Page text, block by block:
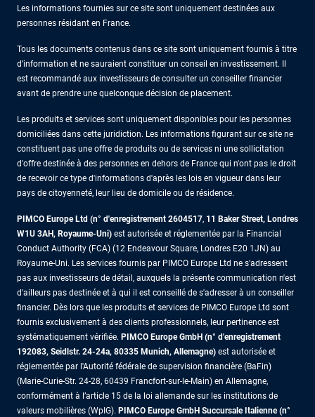
Les informations fournies sur ce site sont uniquement destinées aux
personnes résidant en France.
Tous les documents contenus dans ce site sont uniquement fournis à titre
d’information et ne sauraient constituer un conseil en investissement. Il
est recommandé aux investisseurs de consulter un conseiller financier
avant de prendre une quelconque décision de placement.
Les produits et services sont uniquement disponibles pour les personnes
domiciliées dans cette juridiction. Les informations figurant sur ce site ne
constituent pas une offre de produits ou de services ni une sollicitation
d'offre destinée à des personnes en dehors de France qui n'ont pas le droit
de recevoir ce type d'informations d'après les lois en vigueur dans leur
pays de citoyenneté, leur lieu de domicile ou de résidence.
PIMCO Europe Ltd (n° d'enregistrement 2604517, 11 Baker Street, Londres
W1U 3AH, Royaume-Uni) est autorisée et réglementée par la Financial
Conduct Authority (FCA) (12 Endeavour Square, Londres E20 1JN) au
Royaume-Uni. Les services fournis par PIMCO Europe Ltd ne s'adressent
pas aux investisseurs de détail, auxquels la présente communication n'est
d'ailleurs pas destinée et à qui il est conseillé de s'adresser à un conseiller
financier. Dès lors que les produits et services de PIMCO Europe Ltd sont
fournis exclusivement à des clients professionnels, leur pertinence est
systématiquement vérifiée. PIMCO Europe GmbH (n° d'enregistrement
192083, Seidlstr. 24-24a, 80335 Munich, Allemagne) est autorisée et
réglementée par l'Autorité fédérale de supervision financière (BaFin)
(Marie-Curie-Str. 24-28, 60439 Francfort-sur-le-Main) en Allemagne,
conformément à l’article 15 de la loi allemande sur les institutions de
valeurs mobilières (WpIG). PIMCO Europe GmbH Succursale Italienne (n°